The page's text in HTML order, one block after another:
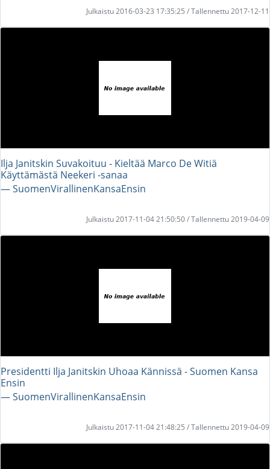
Julkaistu 2016-03-23 17:35:25 / Tallennettu 2017-12-11
Ilja Janitskin Suvakoituu - Kieltää Marco De Witiä
Käyttämästä Neekeri -sanaa
― SuomenVirallinenKansaEnsin
Julkaistu 2017-11-04 21:50:50 / Tallennettu 2019-04-09
Presidentti Ilja Janitskin Uhoaa Kännissä - Suomen Kansa
Ensin
― SuomenVirallinenKansaEnsin
Julkaistu 2017-11-04 21:48:25 / Tallennettu 2019-04-09